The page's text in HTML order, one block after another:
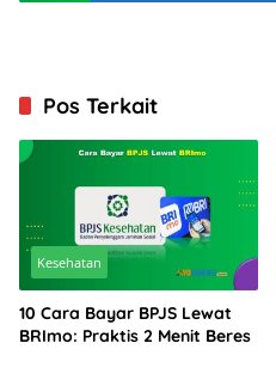
Pos Terkait
Kesehatan
10 Cara Bayar BPJS Lewat
BRImo: Praktis 2 Menit Beres